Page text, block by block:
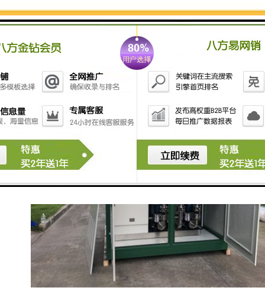
种理想的节能供水设备，它是一种能直接与自来水管网
连接，对自来水管网不会产生任何的二次给水设备，在
市政管网压力的基础上直接叠压供水，节约能源，并且
还具有全封闭、无污染、占地量小、安装快捷、运行可
靠、维护方便等诸多优点。